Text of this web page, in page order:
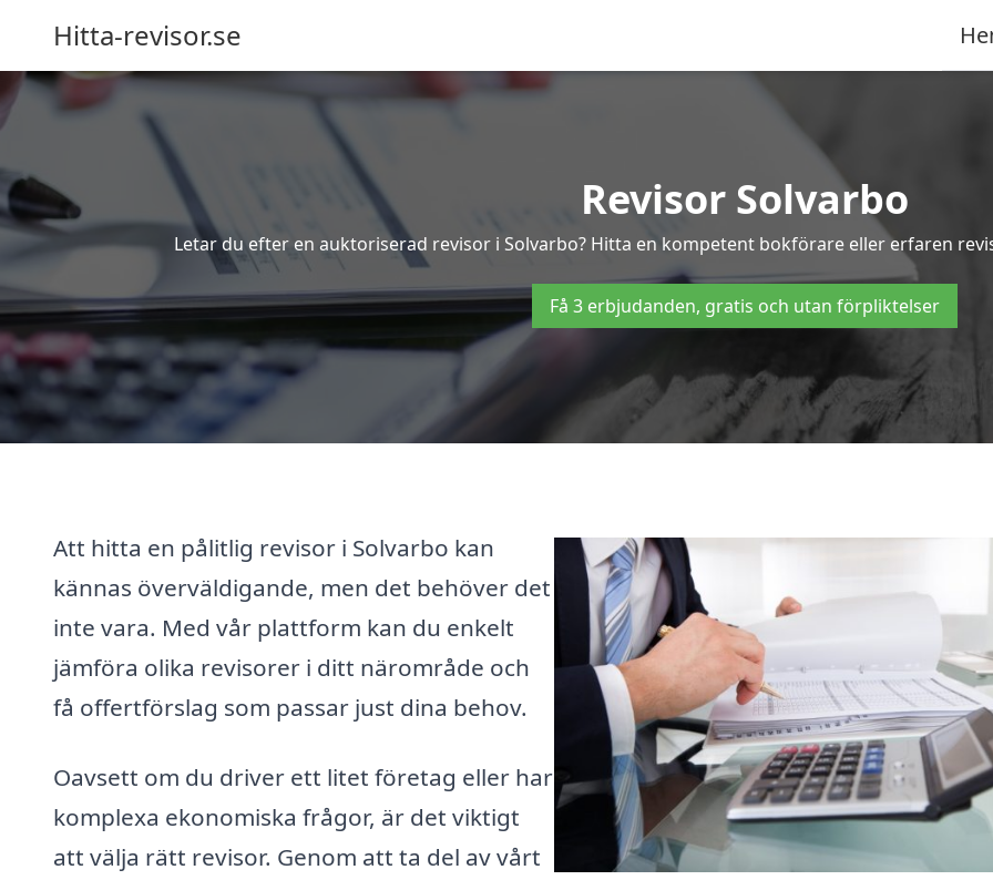
Hitta-revisor.se
Revisor Solvarbo
Letar du efter en auktoriserad revisor i Solvarbo? Hitta en kompetent bokförare eller erfaren
Få 3 erbjudanden, gratis och utan förpliktelser
Att hitta en pålitlig revisor i Solvarbo kan
kännas överväldigande, men det behöver det
inte vara. Med vår plattform kan du enkelt
jämföra olika revisorer i ditt närområde och
få offertförslag som passar just dina behov.
Oavsett om du driver ett litet företag eller har
komplexa ekonomiska frågor, är det viktigt
att välja rätt revisor. Genom att ta del av vårt